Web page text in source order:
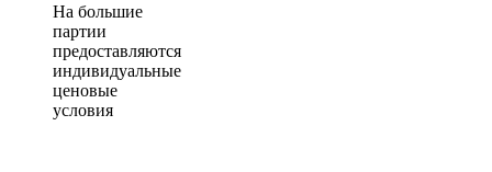
На большие
партии
предоставляются
индивидуальные
ценовые
условия